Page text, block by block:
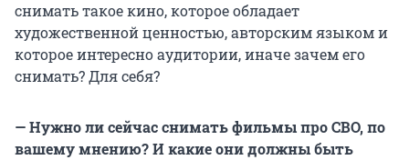
снимать такое кино, которое обладает
художественной ценностью, авторским языком и
которое интересно аудитории, иначе зачем его
снимать? Для себя?
— Нужно ли сейчас снимать фильмы про СВО, по
вашему мнению? И какие они должны быть